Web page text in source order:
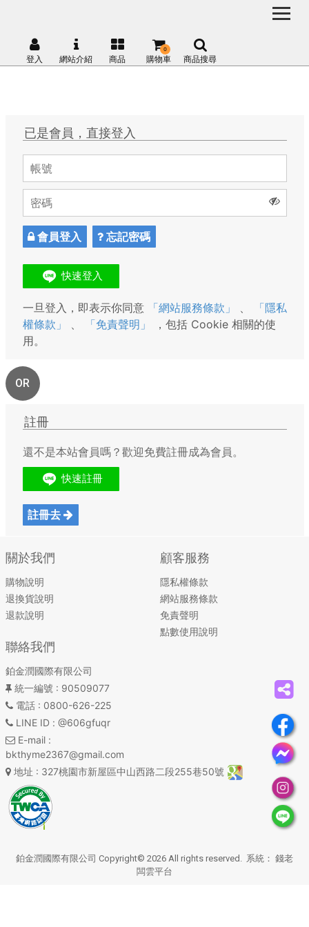
登入 網站介紹 商品 購物車
0
商品搜尋
已是會員，直接登入
會員登入 忘記密碼
一旦登入，即表示你同意 「網站服務條款」
「隱私
權條款」
「免責聲明」
，包括 Cookie 相關的使
用。
OR
註冊
還不是本站會員嗎？歡迎免費註冊成為會員。
註冊去
關於我們
購物說明
退換貨說明
退款說明
顧客服務
隱私權條款
網站服務條款
免責聲明
點數使用說明
聯絡我們
鉑金潤國際有限公司
統一編號 : 90509077
電話: 0800-626-225
LINE ID : @606gfuqr
E-mail:
bkthyme2367@gmail.com
地址 : 327桃園市新屋區中山西路二段255巷50號
鉑金潤國際有限公司 Copyright© 2026 All rights reserved. 系統： 錢老
闆雲平台